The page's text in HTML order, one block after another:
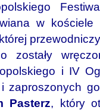
w
zostały
i IV
zaproszonych
Pasterz, który